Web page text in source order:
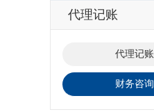
代理记账
代理记账
财务咨询